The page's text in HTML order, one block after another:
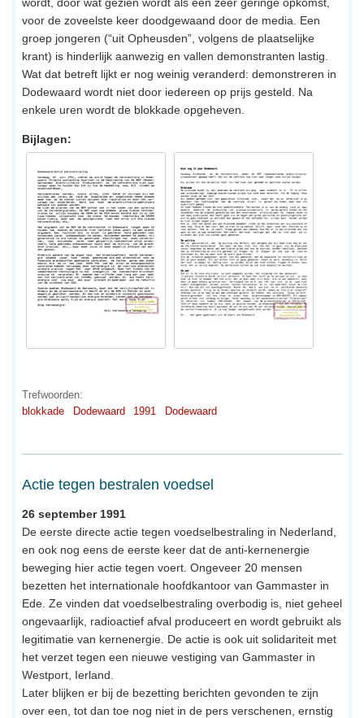
wordt, door wat gezien wordt als een zeer geringe opkomst,
voor de zoveelste keer doodgewaand door de media. Een
groep jongeren (“uit Opheusden”, volgens de plaatselijke
krant) is hinderlijk aanwezig en vallen demonstranten lastig.
Wat dat betreft lijkt er nog weinig veranderd: demonstreren in
Dodewaard wordt niet door iedereen op prijs gesteld. Na
enkele uren wordt de blokkade opgeheven.
Bijlagen:
Trefwoorden:
blokkade
Dodewaard 1991 Dodewaard
Actie tegen bestralen voedsel
26 september 1991
De eerste directe actie tegen voedselbestraling in Nederland,
en ook nog eens de eerste keer dat de anti-kernenergie
beweging hier actie tegen voert. Ongeveer 20 mensen
bezetten het internationale hoofdkantoor van Gammaster in
Ede. Ze vinden dat voedselbestraling overbodig is, niet geheel
ongevaarlijk, radioactief afval produceert en wordt gebruikt als
legitimatie van kernenergie. De actie is ook uit solidariteit met
het verzet tegen een nieuwe vestiging van Gammaster in
Westport, Ierland.
Later blijken er bij de bezetting berichten gevonden te zijn
over een, tot dan toe nog niet in de pers verschenen, ernstig